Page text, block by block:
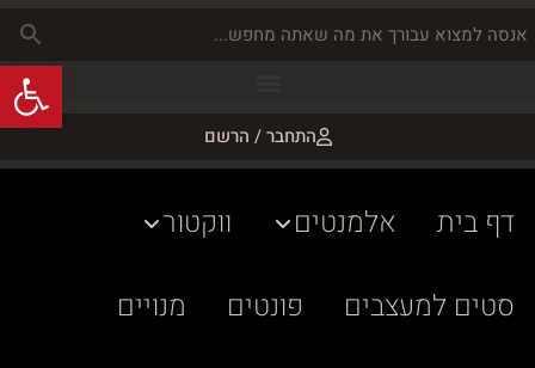
התחבר / הרשם
דף בית אלמנטים
ווקטור
סטים למעצבים
פונטים
מנויים